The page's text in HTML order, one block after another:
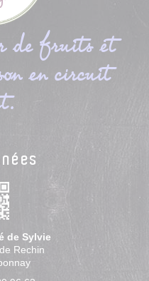
de fruits et
en circuit
de Sylvie
Rechin